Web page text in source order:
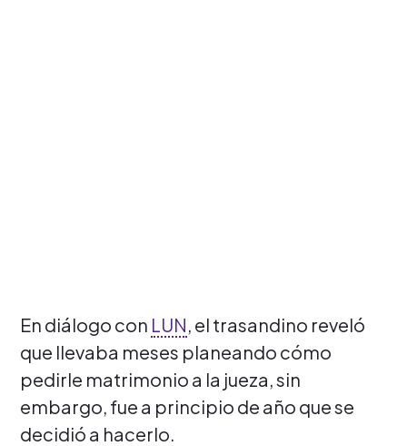
En diálogo con LUN, el trasandino reveló
que llevaba meses planeando cómo
pedirle matrimonio a la jueza, sin
embargo, fue a principio de año que se
decidió a hacerlo.